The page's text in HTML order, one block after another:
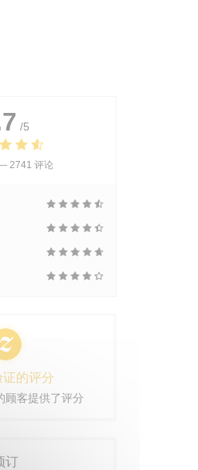
/5
2741 评论
证的评分
顾客提供了评分
订